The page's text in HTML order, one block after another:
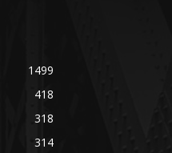
1499
418
318
314